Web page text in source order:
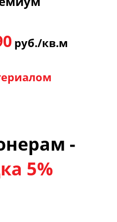
руб./кв.м
-
5%